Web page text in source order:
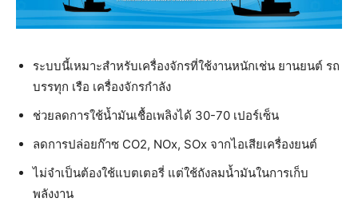
ระบบนี้เหมาะสำหรับเครื่องจักรที่ใช้งานหนักเช่น ยานยนต์ รถ
บรรทุก เรือ เครื่องจักรกำลัง
ช่วยลดการใช้น้ำมันเชื้อเพลิงได้ 30-70 เปอร์เซ็น
ลดการปล่อยก๊าซ CO2, NOx, SOx จากไอเสียเครื่องยนต์
ไม่จำเป็นต้องใช้แบตเตอรี่ แต่ใช้ถังลมน้ำมันในการเก็บ
พลังงาน